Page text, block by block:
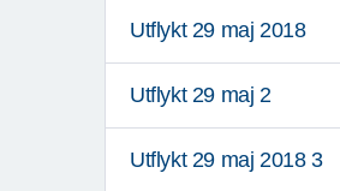
Utflykt 29 maj 2018
Utflykt 29 maj 2
Utflykt 29 maj 2018 3